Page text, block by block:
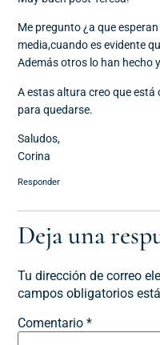
Me pregunto ¿a que
media,cuando es evidente
Además otros lo han hecho
A estas altura creo que
para quedarse.
Saludos,
Corina
Responder
Deja una
Tu dirección de correo
campos obligatorios
Comentario*